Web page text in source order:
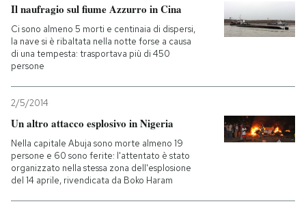
Il naufragio sul fiume Azzurro in Cina
Ci sono almeno 5 morti e centinaia di dispersi,
la nave si è ribaltata nella notte forse a causa
di una tempesta: trasportava più di 450
persone
2/5/2014
Un altro attacco esplosivo in Nigeria
Nella capitale Abuja sono morte almeno 19
persone e 60 sono ferite: l'attentato è stato
organizzato nella stessa zona dell'esplosione
del 14 aprile, rivendicata da Boko Haram